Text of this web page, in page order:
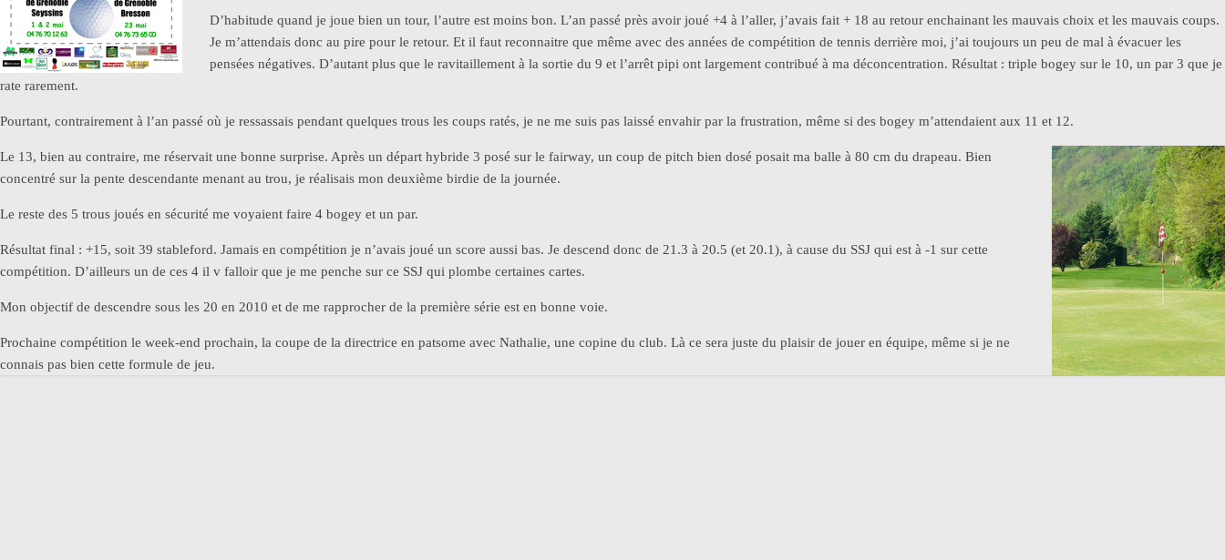
D’habitude quand je joue bien un tour, l’autre est moins bon. L’an passé près avoir joué +4 à l’aller, j’avais fait + 18 au retour enchainant les mauvais choix et les mauvais coups.
Je m’attendais donc au pire pour le retour. Et il faut reconnaitre que même avec des années de compétition de tennis derrière moi, j’ai toujours un peu de mal à évacuer les
pensées négatives. D’autant plus que le ravitaillement à la sortie du 9 et l’arrêt pipi ont largement contribué à ma déconcentration. Résultat : triple bogey sur le 10, un par 3 que je
rate rarement.
Pourtant, contrairement à l’an passé où je ressassais pendant quelques trous les coups ratés, je ne me suis pas laissé envahir par la frustration, même si des bogey m’attendaient aux 11 et 12.
Le 13, bien au contraire, me réservait une bonne surprise. Après un départ hybride 3 posé sur le fairway, un coup de pitch bien dosé posait ma balle à 80 cm du drapeau. Bien
concentré sur la pente descendante menant au trou, je réalisais mon deuxième birdie de la journée.
Le reste des 5 trous joués en sécurité me voyaient faire 4 bogey et un par.
Résultat final : +15, soit 39 stableford. Jamais en compétition je n’avais joué un score aussi bas. Je descend donc de 21.3 à 20.5 (et 20.1), à cause du SSJ qui est à -1 sur cette
compétition. D’ailleurs un de ces 4 il v falloir que je me penche sur ce SSJ qui plombe certaines cartes.
Mon objectif de descendre sous les 20 en 2010 et de me rapprocher de la première série est en bonne voie.
Prochaine compétition le week-end prochain, la coupe de la directrice en patsome avec Nathalie, une copine du club. Là ce sera juste du plaisir de jouer en équipe, même si je ne
connais pas bien cette formule de jeu.